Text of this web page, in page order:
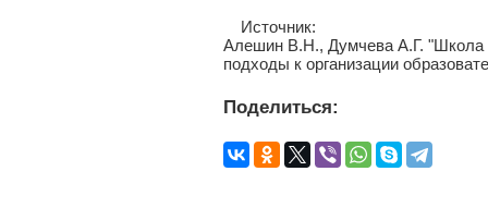
Источник:
Алешин В.Н., Думчева А.Г. "Школа
подходы к организации
Поделиться: